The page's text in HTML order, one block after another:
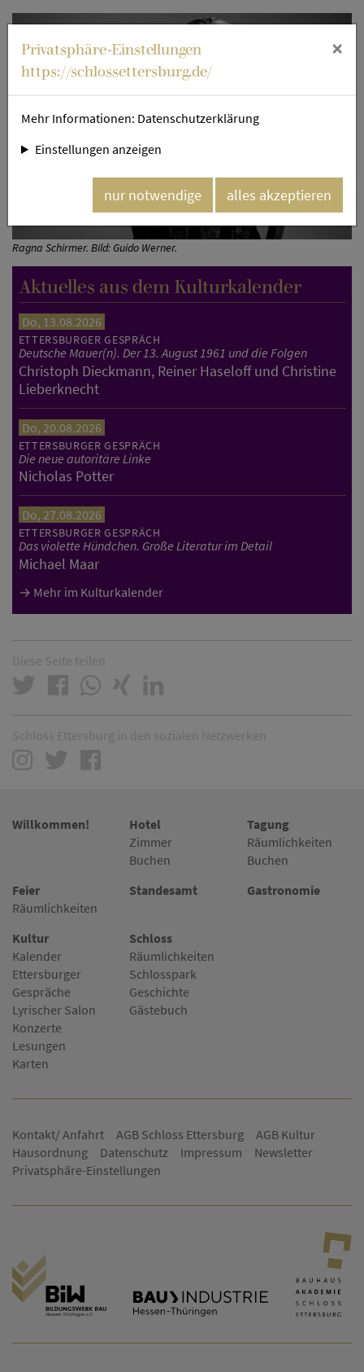
Ragna Schirmer. Bild: Guido Werner.
Aktuelles aus dem Kulturkalender
Do, 13.08.2026
ETTERSBURGER GESPRÄCH
Deutsche Mauer(n). Der 13. August 1961 und die Folgen
Christoph Dieckmann, Reiner Haseloff und Christine
Lieberknecht
Do, 20.08.2026
ETTERSBURGER GESPRÄCH
Die neue autoritäre Linke
Nicholas Potter
Do, 27.08.2026
ETTERSBURGER GESPRÄCH
Das violette Hündchen. Große Literatur im Detail
Michael Maar
Mehr im Kulturkalender
Diese Seite teilen
Schloss Ettersburg in den sozialen Netzwerken
Willkommen!
Hotel
Zimmer
Buchen
Tagung
Räumlichkeiten
Buchen
Feier
Räumlichkeiten
Standesamt Gastronomie
Kultur
Kalender
Ettersburger
Gespräche
Lyrischer Salon
Konzerte
Lesungen
Karten
Schloss
Räumlichkeiten
Schlosspark
Geschichte
Gästebuch
Kontakt/ Anfahrt AGB Schloss Ettersburg
AGB Kultur
Hausordnung
Datenschutz Impressum
Newsletter
Privatsphäre-Einstellungen
Privatsphäre-Einstellungen
https://schlossettersburg.de/
×
Mehr Informationen: Datenschutzerklärung
Einstellungen anzeigen
nur notwendige alles akzeptieren